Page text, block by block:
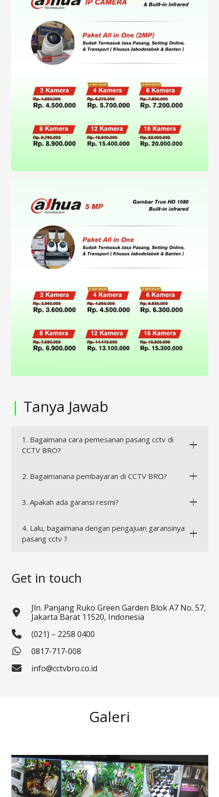
| Tanya Jawab
1. Bagaimana cara pemesanan pasang cctv di
CCTV BRO?
2. Bagaimanana pembayaran di CCTV BRO?
3. Apakah ada garansi resmi?
4. Lalu, bagaimana dengan pengajuan garansinya
pasang cctv ?
Get in touch
Jln. Panjang Ruko Green Garden Blok A7 No. 57,
Jakarta Barat 11520, Indonesia
(021) – 2258 0400
0817-717-008
info@cctvbro.co.id
Galeri